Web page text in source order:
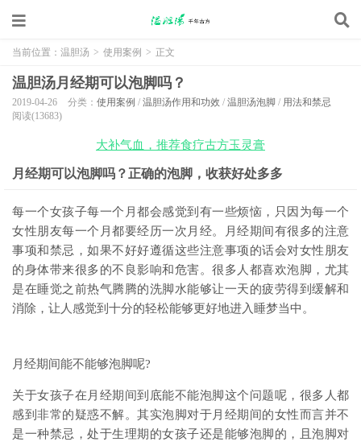
当前位置： 温胆汤 > 使用案例 > 正文
温胆汤月经期可以泡脚吗？
2019-04-26 分类： 使用案例 / 温胆汤作用和功效 / 温胆汤泡脚 / 用法和禁忌
阅读(13683)
大补气血，推荐食疗古方玉灵膏
月经期可以泡脚吗？正确的泡脚，收获好处多多
每一个女孩子每一个月都会感觉到有一些烦恼，只因为每一个
女性朋友每一个月都要经历一次月经。月经期间有很多的注意
事项和禁忌，如果不好好遵循这些注意事项的话会对女性朋友
的身体带来很多的不良影响和危害。很多人都喜欢泡脚，尤其
是在睡觉之前热气腾腾的洗脚水能够让一天的疲劳得到缓解和
消除，让人感觉到十分的轻松能够更好地进入睡梦当中。
月经期间能不能够泡脚呢?
关于女孩子在月经期间到底能不能泡脚这个问题呢，很多人都
感到非常的疑惑不解。其实泡脚对于月经期间的女性而言并不
是一种禁忌，处于生理期的女孩子还是能够泡脚的，且泡脚对